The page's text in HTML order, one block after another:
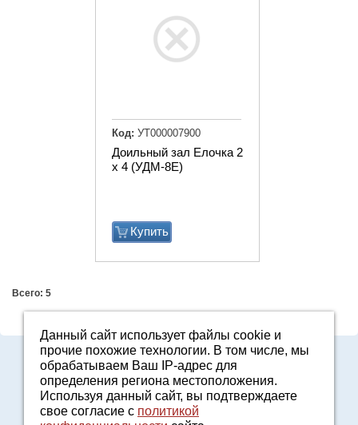
Доильный зал Елочка 2
х 4 (УДМ-8Е)
Купить
Код: УТ000007900
Всего: 5
8-800-7000-371
2161601@agro96.ru
Политика конфиденциальности
8-800-7000-371
Данный сайт использует файлы cookie и
прочие похожие технологии. В том числе, мы
обрабатываем Ваш IP-адрес для
определения региона местоположения.
Используя данный сайт, вы подтверждаете
свое согласие с политикой